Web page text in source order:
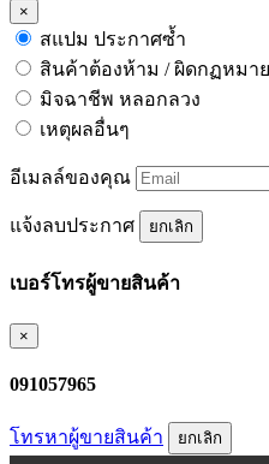
×
สแปม ประกาศซ้ำ
สินค้าต้องห้าม / ผิดกฏหมาย
มิจฉาชีพ หลอกลวง
เหตุผลอื่นๆ
อีเมลล์ของคุณ
แจ้งลบประกาศ ยกเลิก
เบอร์โทรผู้ขายสินค้า
×
091057965
โทรหาผู้ขายสินค้า ยกเลิก